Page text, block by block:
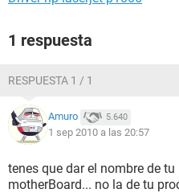
1 respuesta
RESPUESTA 1 / 1
Amuro 5.640
1 sep 2010 a las 20:57
tenes que dar el nombre de
motherBoard... no la de tu